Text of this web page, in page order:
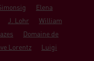
Elena
J. Lohr
William
Domaine de
Lorentz
Luigi